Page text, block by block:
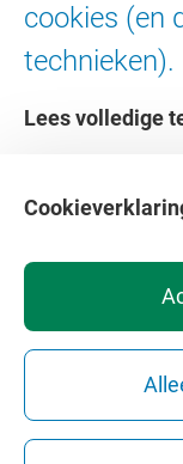
cookies (en
technieken).
Lees volledige
Over de VU
Contact en route
Faculteiten
PrivacyDisclaimer